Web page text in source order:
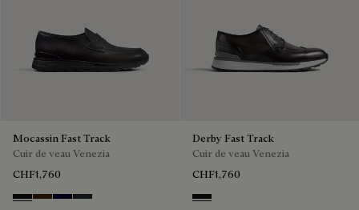
Mocassin Fast Track
Cuir de veau Venezia
CHF1,760
Nero Grigio
Marrone Intenso
Nero BluNero Fume
Derby Fast Track
Cuir de veau Venezia
CHF1,760
NERO GRIGIO